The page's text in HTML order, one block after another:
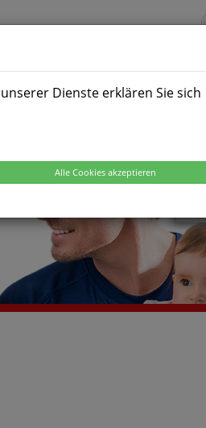
Dienste erklären Sie sich
Alle Cookies akzeptieren
PROBETRAINING